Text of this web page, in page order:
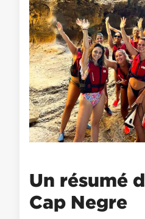
Un résumé
Cap Negre